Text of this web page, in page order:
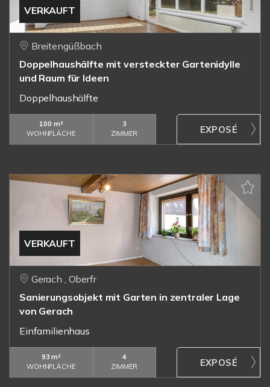
VERKAUFT
Breitengüßbach
Doppelhaushälfte mit versteckter Gartenidylle
und Raum für Ideen
Doppelhaushälfte
100 m²
WOHNFLÄCHE
3
ZIMMER
VERKAUFT
Gerach , Oberfr
Sanierungsobjekt mit Garten in zentraler Lage
von Gerach
Einfamilienhaus
93 m²
WOHNFLÄCHE
4
ZIMMER